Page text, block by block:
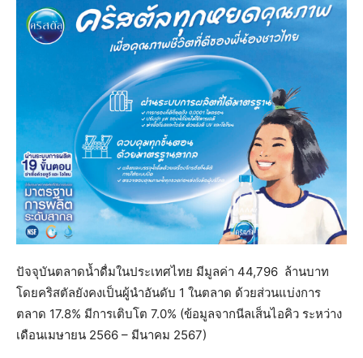
ปัจจุบันตลาดน้ำดื่มในประเทศไทย มีมูลค่า 44,796 ล้านบาท
โดยคริสตัลยังคงเป็นผู้นำอันดับ 1 ในตลาด ด้วยส่วนแบ่งการ
ตลาด 17.8% มีการเติบโต 7.0% (ข้อมูลจากนีลเส็นไอคิว ระหว่าง
เดือนเมษายน 2566 – มีนาคม 2567)